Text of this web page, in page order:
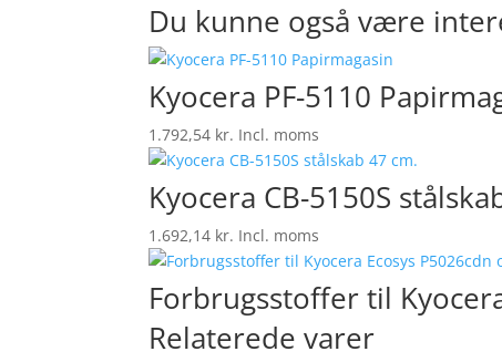
Du kunne også være
Kyocera PF-5110
1.792,54 kr. Incl. moms
Kyocera CB-5150S
1.692,14 kr. Incl. moms
Forbrugsstoffer til
Relaterede varer